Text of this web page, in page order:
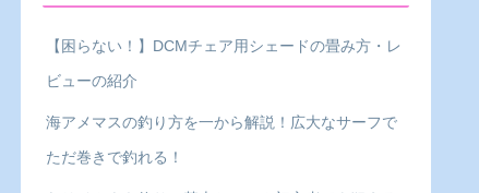
【困らない！】DCMチェア用シェードの畳み方・レ
ビューの紹介
海アメマスの釣り方を一から解説！広大なサーフで
ただ巻きで釣れる！